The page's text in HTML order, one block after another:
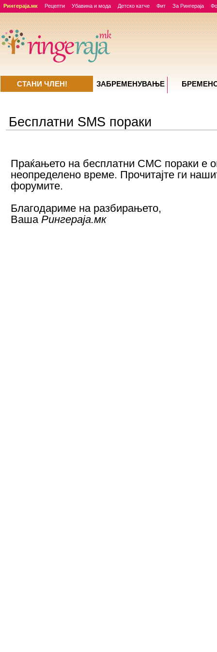
Рингераја.мк Рецепти Убавина и мода Детско катче Фит За Рингераја
Бесплатни SMS пораки
Праќањето на бесплатни СМС пораки е
неопределено време. Прочитајте ги
форумите.
Благодариме на разбирањето,
Ваша Рингераја.мк
СТАНИ ЧЛЕН! ЗАБРЕМЕНУВАЊE